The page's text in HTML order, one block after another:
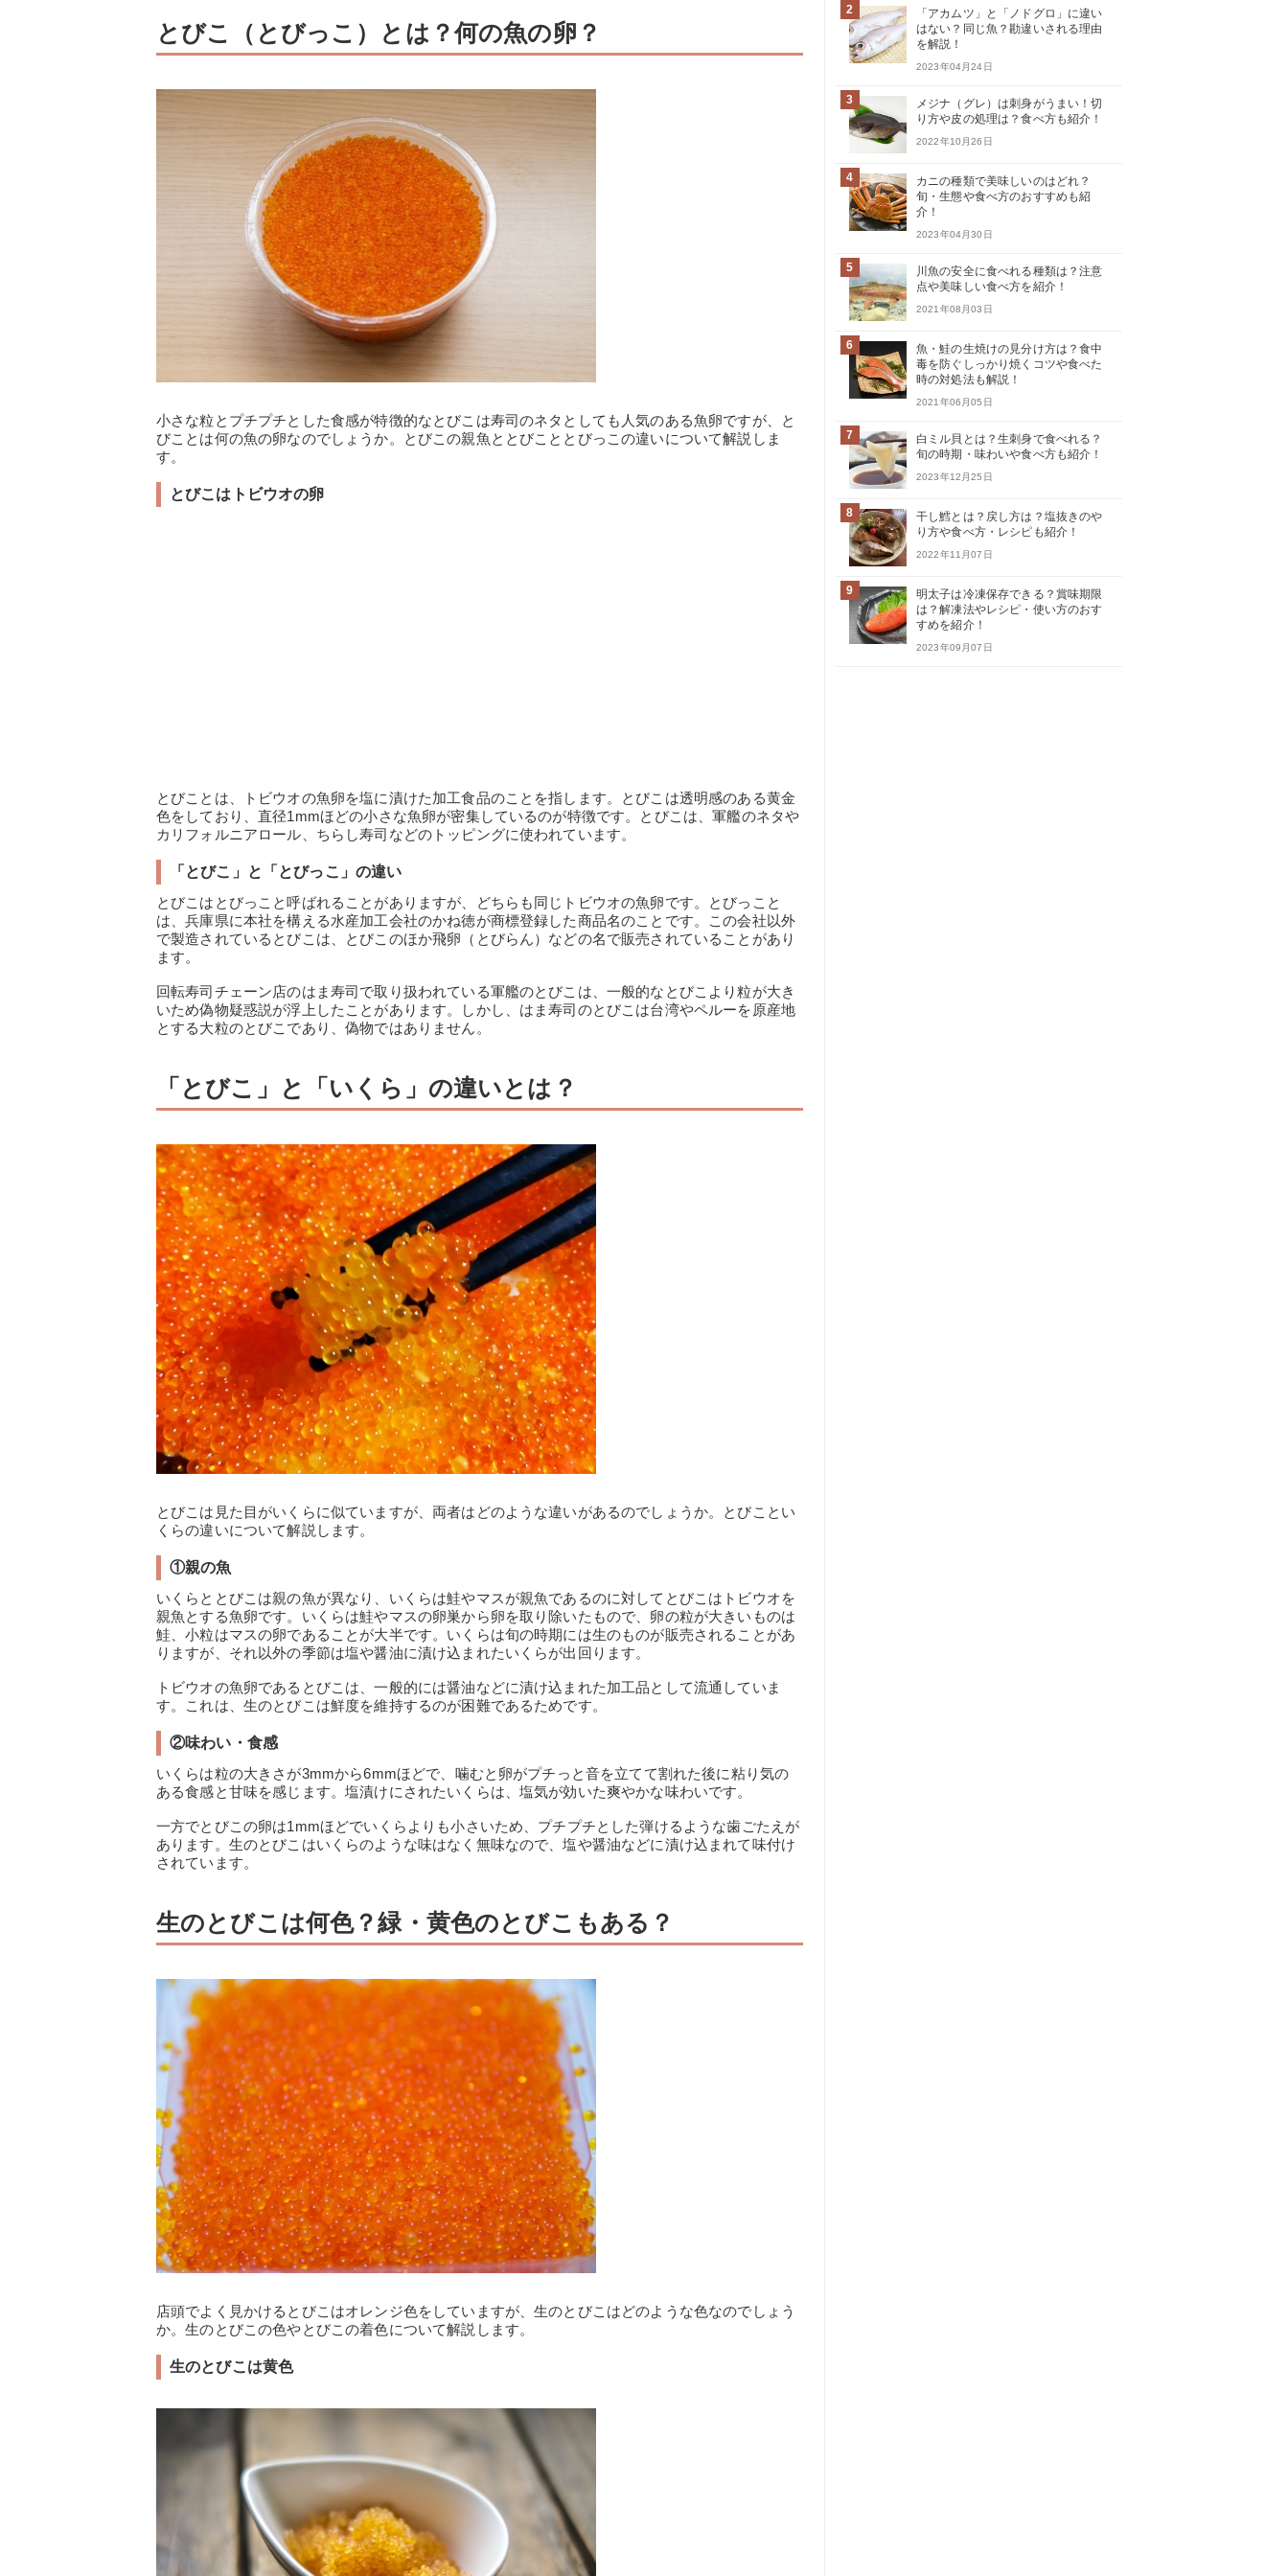
とびこ（とびっこ）とは？何の魚の卵？
小さな粒とプチプチとした食感が特徴的なとびこは寿司のネタとしても人気のある魚卵ですが、と
びことは何の魚の卵なのでしょうか。とびこの親魚ととびこととびっこの違いについて解説しま
す。
とびこはトビウオの卵
とびことは、トビウオの魚卵を塩に漬けた加工食品のことを指します。とびこは透明感のある黄金
色をしており、直径1mmほどの小さな魚卵が密集しているのが特徴です。とびこは、軍艦のネタや
カリフォルニアロール、ちらし寿司などのトッピングに使われています。
「とびこ」と「とびっこ」の違い
とびこはとびっこと呼ばれることがありますが、どちらも同じトビウオの魚卵です。とびっこと
は、兵庫県に本社を構える水産加工会社のかね徳が商標登録した商品名のことです。この会社以外
で製造されているとびこは、とびこのほか飛卵（とびらん）などの名で販売されていることがあり
ます。
回転寿司チェーン店のはま寿司で取り扱われている軍艦のとびこは、一般的なとびこより粒が大き
いため偽物疑惑説が浮上したことがあります。しかし、はま寿司のとびこは台湾やペルーを原産地
とする大粒のとびこであり、偽物ではありません。
「とびこ」と「いくら」の違いとは？
とびこは見た目がいくらに似ていますが、両者はどのような違いがあるのでしょうか。とびことい
くらの違いについて解説します。
①親の魚
いくらととびこは親の魚が異なり、いくらは鮭やマスが親魚であるのに対してとびこはトビウオを
親魚とする魚卵です。いくらは鮭やマスの卵巣から卵を取り除いたもので、卵の粒が大きいものは
鮭、小粒はマスの卵であることが大半です。いくらは旬の時期には生のものが販売されることがあ
りますが、それ以外の季節は塩や醤油に漬け込まれたいくらが出回ります。
トビウオの魚卵であるとびこは、一般的には醤油などに漬け込まれた加工品として流通していま
す。これは、生のとびこは鮮度を維持するのが困難であるためです。
②味わい・食感
いくらは粒の大きさが3mmから6mmほどで、噛むと卵がプチっと音を立てて割れた後に粘り気の
ある食感と甘味を感じます。塩漬けにされたいくらは、塩気が効いた爽やかな味わいです。
一方でとびこの卵は1mmほどでいくらよりも小さいため、プチプチとした弾けるような歯ごたえが
あります。生のとびこはいくらのような味はなく無味なので、塩や醤油などに漬け込まれて味付け
されています。
生のとびこは何色？緑・黄色のとびこもある？
店頭でよく見かけるとびこはオレンジ色をしていますが、生のとびこはどのような色なのでしょう
か。生のとびこの色やとびこの着色について解説します。
生のとびこは黄色
2
「アカムツ」と「ノドグロ」に違い
はない？同じ魚？勘違いされる理由
を解説！
2023年04月24日
3
メジナ（グレ）は刺身がうまい！切
り方や皮の処理は？食べ方も紹介！
2022年10月26日
4
カニの種類で美味しいのはどれ？
旬・生態や食べ方のおすすめも紹
介！
2023年04月30日
5
川魚の安全に食べれる種類は？注意
点や美味しい食べ方を紹介！
2021年08月03日
6
魚・鮭の生焼けの見分け方は？食中
毒を防ぐしっかり焼くコツや食べた
時の対処法も解説！
2021年06月05日
7
白ミル貝とは？生刺身で食べれる？
旬の時期・味わいや食べ方も紹介！
2023年12月25日
8
干し鱈とは？戻し方は？塩抜きのや
り方や食べ方・レシピも紹介！
2022年11月07日
9
明太子は冷凍保存できる？賞味期限
は？解凍法やレシピ・使い方のおす
すめを紹介！
2023年09月07日